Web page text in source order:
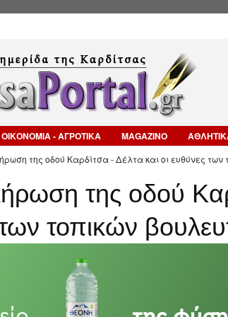
ΟΙΚΟΝΟΜΙΑ - ΑΓΡΟΤΙΚΑ MAGAZINO
της οδού Καρδίτσα - Δέλτα και οι ευθύνες των
της οδού
τοπικών